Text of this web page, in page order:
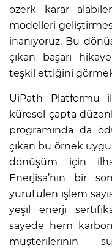
özerk karar
modelleri
inanıyoruz. Bu
çıkan başarı
teşkil ettiğini görmek
UiPath Platformu
küresel çapta
programında da
çıkan bu örnek
dönüşüm için
Enerjisa’nın bir
yürütülen işlem
yeşil enerji
sayede hem
müşterilerinin